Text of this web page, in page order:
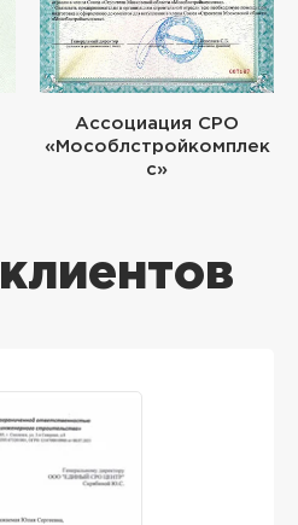
Ассоциация СРО
«Мособлстройкомплек
с»
клиентов